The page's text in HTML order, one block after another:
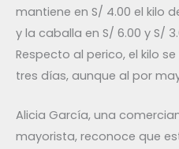
mantiene en S/ 4.00 el kilo
y la caballa en S/ 6.00 y S/
Respecto al perico, el kilo
tres días, aunque al por
Alicia García, una
mayorista, reconoce que